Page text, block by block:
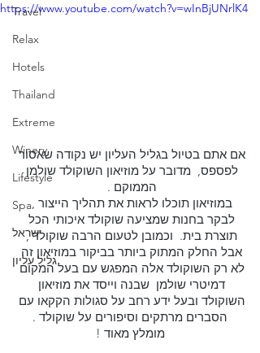
Travel
Relax
Hotels
Thailand
Extreme
Winery
Lifestyle
Spa
ישראל
גליל עליון
https://www.youtube.com/watch?v=wInBjUNrlK4
אם אתם בטיול בגליל העליון יש נקודה שאסור
לפספס,  מדובר על מוזיאון השוקולד שולמן
הממוקם .
במוזיאון תוכלו לראות את תהליך הייצור ,
לבקר בחנות שמציעה שוקולד איכותי הכל
תוצרת בית.  וכמובן לטעום הרבה שוקולד ,
אבל החלק המתוק ביותר בביקור במוזיאון זה
לא רק השוקולד אלה המפגש עם בעל המקום
דמיטרי שולמן  שבנה וייסד את מוזיאון
השוקולד ובעל ידע רחב על סגולות הקקאו עם
הסברים מרתקים וסיפורים על שוקולד .
מומלץ מאוד !